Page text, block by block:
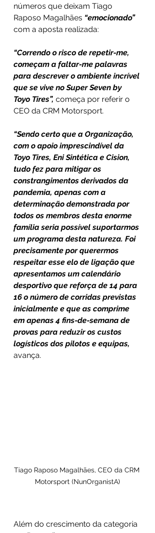
números que deixam Tiago
Raposo Magalhães “emocionado”
com a aposta realizada:
“Correndo o risco de repetir-me,
começam a faltar-me palavras
para descrever o ambiente incrível
que se vive no Super Seven by
Toyo Tires”, começa por referir o
CEO da CRM Motorsport.
“Sendo certo que a Organização,
com o apoio imprescindível da
Toyo Tires, Eni Sintética e Cision,
tudo fez para mitigar os
constrangimentos derivados da
pandemia, apenas com a
determinação demonstrada por
todos os membros desta enorme
família seria possível suportarmos
um programa desta natureza. Foi
precisamente por querermos
respeitar esse elo de ligação que
apresentamos um calendário
desportivo que reforça de 14 para
16 o número de corridas previstas
inicialmente e que as comprime
em apenas 4 fins-de-semana de
provas para reduzir os custos
logísticos dos pilotos e equipas,
avança.
Tiago Raposo Magalhães, CEO da CRM
Motorsport (NunOrganistA)
Além do crescimento da categoria